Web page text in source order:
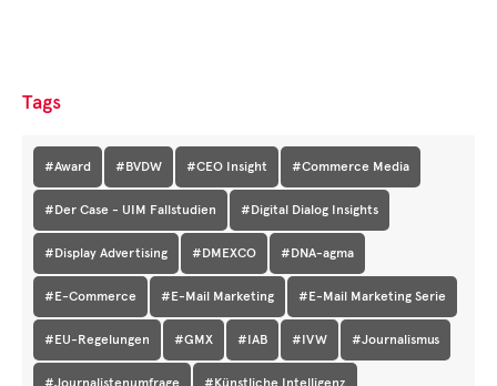
Tags
#Award #BVDW #CEO Insight #Commerce Media
#Der Case - UIM Fallstudien #Digital Dialog Insights
#Display Advertising #DMEXCO #DNA-agma
#E-Commerce #E-Mail Marketing #E-Mail Marketing Serie
#EU-Regelungen #GMX #IAB #IVW #Journalismus